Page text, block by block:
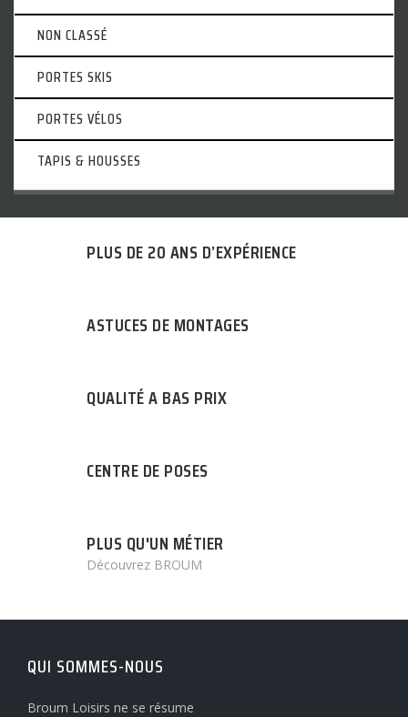
NON CLASSÉ
PORTES SKIS
PORTES VÉLOS
TAPIS & HOUSSES
PLUS DE 20 ANS D’EXPÉRIENCE
ASTUCES DE MONTAGES
QUALITÉ A BAS PRIX
CENTRE DE POSES
PLUS QU'UN MÉTIER
Découvrez BROUM
QUI SOMMES-NOUS
Broum Loisirs ne se résume